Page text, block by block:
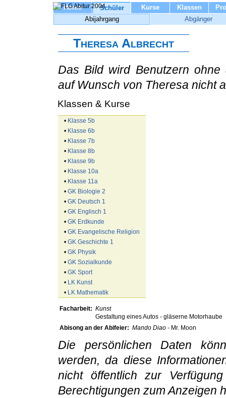
Home Schüler Kurse Klassen
Abijahrgang
Abgänger
Theresa Albrecht
Das Bild wird Benutzern ohne
auf Wunsch von Theresa nicht
Klassen & Kurse
• Klasse 5b
• Klasse 6b
• Klasse 7b
• Klasse 8b
• Klasse 9b
• Klasse 10a
• Klasse 11a
• GK Biologie 2
• GK Deutsch 1
• GK Englisch 1
• GK Erdkunde
• GK Evangelische Religion
• GK Geschichte 1
• GK Physik
• GK Sozialkunde
• GK Sport
• LK Kunst
• LK Mathematik
Facharbeit: Kunst
Gestaltung eines Autos - gläserne Motorhaube
Abisong an der Abifeier: Mando Diao - Mr. Moon
Die persönlichen Daten
werden, da diese
nicht öffentlich zur
Berechtigungen zum Anzeigen